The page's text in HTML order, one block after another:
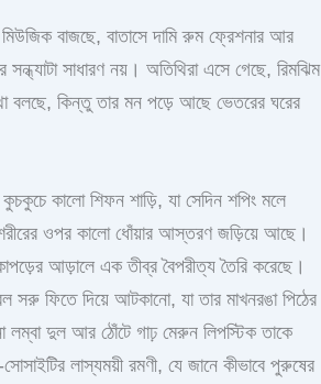
বাজছে, বাতাসে দামি রুম ফ্রেশনার আর
সাধারণ নয়। অতিথিরা এসে গেছে, রিমঝিম
বলছে, কিন্তু তার মন পড়ে আছে ভেতরের ঘরের
কালো শিফন শাড়ি, যা সেদিন শপিং মলে
শরীরের ওপর কালো ধোঁয়ার আস্তরণ জড়িয়ে আছে।
আড়ালে এক তীব্র বৈপরীত্য তৈরি করেছে।
সরু ফিতে দিয়ে আটকানো, যা তার মাখনরঙা পিঠের
লম্বা দুল আর ঠোঁটে গাঢ় মেরুন লিপস্টিক তাকে
লাস্যময়ী রমণী, যে জানে কীভাবে পুরুষের